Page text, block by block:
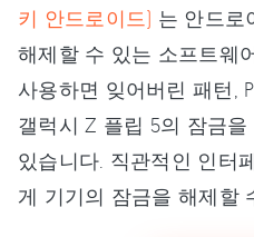
키 안드로이드) 는 안드로
해제할 수 있는 소프트웨
사용하면 잊어버린 패턴,
갤럭시 Z 플립 5의 잠금
있습니다. 직관적인 인터
게 기기의 잠금을 해제할